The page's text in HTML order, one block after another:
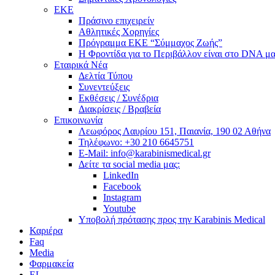
ΕΚΕ
Πράσινο επιχειρείν
Αθλητικές Χορηγίες
Πρόγραμμα ΕΚΕ “Σύμμαχος Ζωής”
Η Φροντίδα για το Περιβάλλον είναι στο DNA
Εταιρικά Νέα
Δελτία Τύπου
Συνεντεύξεις
Εκθέσεις / Συνέδρια
Διακρίσεις / Βραβεία
Επικοινωνία
Λεωφόρος Λαυρίου 151, Παιανία, 190 02 Αθήνα
Τηλέφωνο: +30 210 6645751
E-Mail: info@karabinismedical.gr
Δείτε τα social media μας:
LinkedIn
Facebook
Instagram
Youtube
Υποβολή πρότασης προς την Karabinis Medical
Καριέρα
Faq
Media
Φαρμακεία